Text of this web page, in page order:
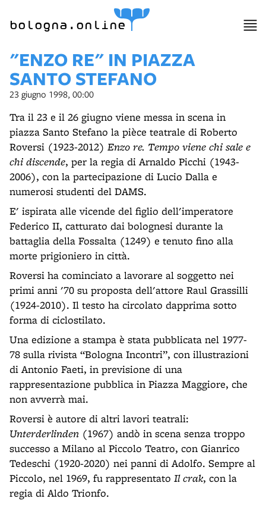
bologna.online
"ENZO RE" IN PIAZZA
SANTO STEFANO
23 giugno 1998, 00:00
Tra il 23 e il 26 giugno viene messa in scena in
piazza Santo Stefano la pièce teatrale di Roberto
Roversi (1923-2012) Enzo re. Tempo viene chi sale e
chi discende, per la regia di Arnaldo Picchi (1943-
2006), con la partecipazione di Lucio Dalla e
numerosi studenti del DAMS.
E' ispirata alle vicende del figlio dell'imperatore
Federico II, catturato dai bolognesi durante la
battaglia della Fossalta (1249) e tenuto fino alla
morte prigioniero in città.
Roversi ha cominciato a lavorare al soggetto nei
primi anni '70 su proposta dell'attore Raul Grassilli
(1924-2010). Il testo ha circolato dapprima sotto
forma di ciclostilato.
Una edizione a stampa è stata pubblicata nel 1977-
78 sulla rivista “Bologna Incontri”, con illustrazioni
di Antonio Faeti, in previsione di una
rappresentazione pubblica in Piazza Maggiore, che
non avverrà mai.
Roversi è autore di altri lavori teatrali:
Unterderlinden (1967) andò in scena senza troppo
successo a Milano al Piccolo Teatro, con Gianrico
Tedeschi (1920-2020) nei panni di Adolfo. Sempre al
Piccolo, nel 1969, fu rappresentato Il crak, con la
regia di Aldo Trionfo.